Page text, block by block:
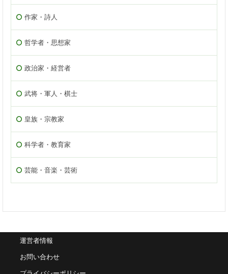
作家・詩人
哲学者・思想家
政治家・経営者
武将・軍人・棋士
皇族・宗教家
科学者・教育家
芸能・音楽・芸術
運営者情報
お問い合わせ